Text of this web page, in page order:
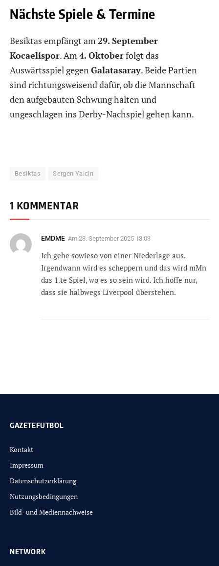
Nächste Spiele & Termine
Besiktas empfängt am 29. September
Kocaelispor. Am 4. Oktoberfolgt das
Auswärtsspiel gegenGalatasaray. Beide Partien
sind richtungsweisend dafür, ob die Mannschaft
den aufgebauten Schwung halten und
ungeschlagen ins Derby-Nachspiel gehen kann.
Besiktas Sergen Yalcin
1 KOMMENTAR
EMDME Am 28. September 2025 13:03
Ich gehe sowieso von einer Niederlage aus.
Irgendwann wird es scheppern und das wird mMn
das 1.te Spiel, wo es so sein wird. Ich hoffe nur,
dass sie halbwegs Liverpool überstehen.
GAZETEFUTBOL
Kontakt
Impressum
Datenschutzerklärung
Nutzungsbedingungen
Bild- und Mediennachweise
NETWORK